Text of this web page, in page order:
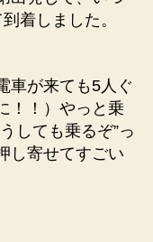
着しました。
車が来ても5人ぐ
！！）やっと乗
しても乗るぞ”っ
し寄せてすごい